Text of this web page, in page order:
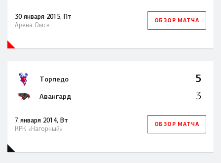
30 января 2015, Пт
Арена Омск
ОБЗОР МАТЧА
7 января 2014, Вт
КРК «Нагорный»
Торпедо 5
Авангард 3
ОБЗОР МАТЧА